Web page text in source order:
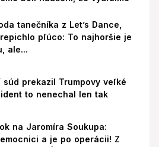
tanečníka z Let’s Dance,
pľúco: To najhoršie je
ale...
súd prekazil Trumpovy veľké
to nenechal len tak
na Jaromíra Soukupa:
a je po operácii! Z